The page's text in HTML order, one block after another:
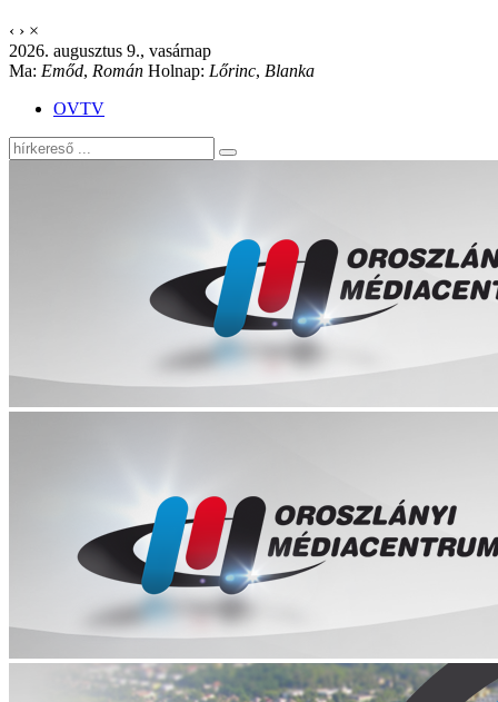
‹ › ×
2026. augusztus 9., vasárnap
Ma: Emőd, Román Holnap: Lőrinc, Blanka
OVTV